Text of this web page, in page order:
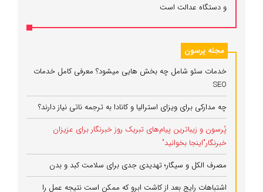
و دستگاه عدالت است
مجله پرسون
خدمات سئو شامل چه بخش هایی میشود؟ معرفی کامل خدمات
SEO
چه مدارکی برای ویزای استرالیا و کانادا به ترجمه ناتی نیاز دارند؟
پُرسون و زیباترین پیام‌های تبریک روز خبرنگار برای عزیزان
خبرنگار"اینجا بخوانید"
مصرف الکل و سیگار؛ تهدیدی جدی برای سلامت کبد و بدن
اشتباهات رایج بعد از کاشت ابرو که ممکن است نتیجه عمل را